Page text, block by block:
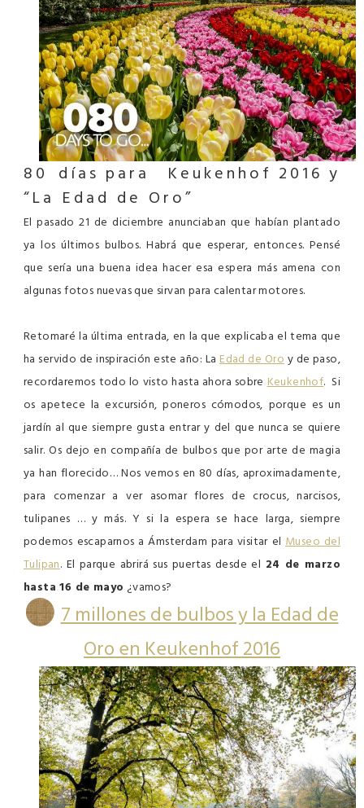
80 días para Keukenhof 2016 y
“La Edad de Oro”
El pasado 21 de diciembre anunciaban que habían plantado
ya los últimos bulbos. Habrá que esperar, entonces. Pensé
que sería una buena idea hacer esa espera más amena con
algunas fotos nuevas que sirvan para calentar motores.
Retomaré la última entrada, en la que explicaba el tema que
ha servido de inspiración este año: LaEdad de Oroy de paso,
recordaremos todo lo visto hasta ahora sobreKeukenhof. Si
os apetece la excursión, poneros cómodos, porque es un
jardín al que siempre gusta entrar y del que nunca se quiere
salir. Os dejo en compañía de bulbos que por arte de magia
ya han florecido… Nos vemos en 80 días, aproximadamente,
para comenzar a ver asomar flores de crocus, narcisos,
tulipanes … y más. Y si la espera se hace larga, siempre
podemos escaparnos a Ámsterdam para visitar elMuseo del
Tulipan. El parque abrirá sus puertas desde el 24 de marzo
hasta 16 de mayo ¿vamos?
7 millones de bulbos y la Edad de
Oro en Keukenhof 2016